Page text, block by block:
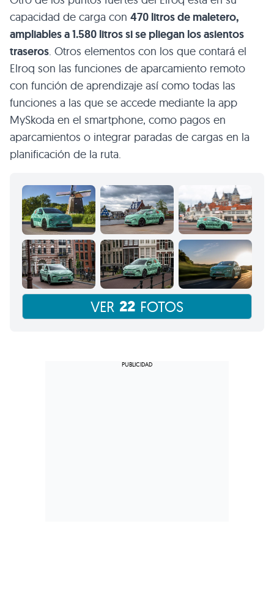
capacidad de carga con 470 litros de maletero,
ampliables a 1.580 litros si se pliegan los asientos
traseros. Otros elementos con los que contará el
Elroq son las funciones de aparcamiento remoto
con función de aprendizaje así como todas las
funciones a las que se accede mediante la app
MySkoda en el smartphone, como pagos en
aparcamientos o integrar paradas de cargas en la
planificación de la ruta.
VER 22 FOTOS